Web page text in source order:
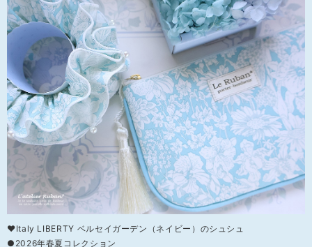
❤Italy LIBERTY ベルセイガーデン（ネイビー）のシュシュ
●2026年春夏コレクション